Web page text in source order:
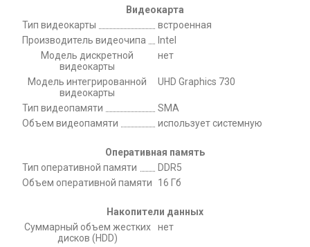
Видеокарта
Тип видеокарты
встроенная
Производитель видеочипа
Intel
Модель дискретной
видеокарты
нет
Модель интегрированной
видеокарты
UHD Graphics 730
Тип видеопамяти
SMA
Объем видеопамяти
использует системную
Оперативная память
Тип оперативной памяти
DDR5
Объем оперативной памяти
16 Гб
Накопители данных
Суммарный объем жестких
дисков (HDD)
нет